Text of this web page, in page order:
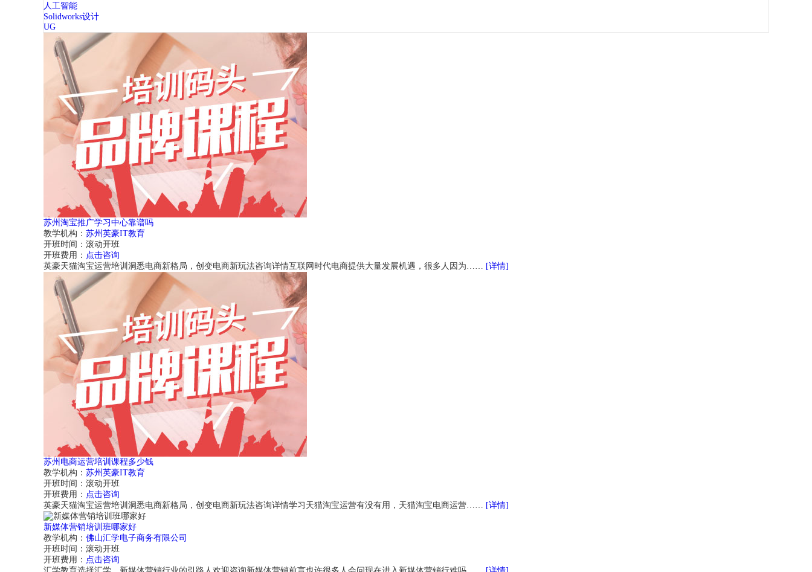
人工智能
Solidworks设计
UG
苏州淘宝推广学习中心靠谱吗
教学机构： 苏州英豪IT教育
开班时间： 滚动开班
开班费用： 点击咨询
英豪天猫淘宝运营培训洞悉电商新格局，创变电商新玩法咨询详情互联网时代电商提供大量发展机遇，很多人因为…… [详情]
苏州电商运营培训课程多少钱
教学机构： 苏州英豪IT教育
开班时间： 滚动开班
开班费用： 点击咨询
英豪天猫淘宝运营培训洞悉电商新格局，创变电商新玩法咨询详情学习天猫淘宝运营有没有用，天猫淘宝电商运营…… [详情]
新媒体营销培训班哪家好
教学机构： 佛山汇学电子商务有限公司
开班时间： 滚动开班
开班费用： 点击咨询